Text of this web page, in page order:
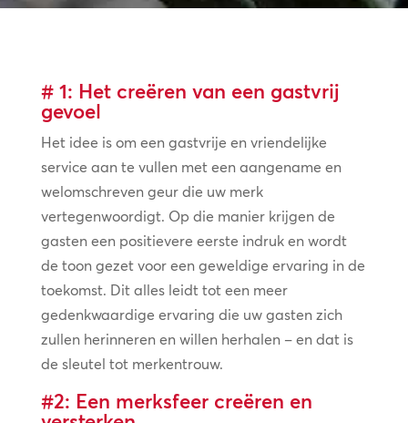
# 1: Het creëren van een gastvrij
gevoel
Het idee is om een gastvrije en vriendelijke
service aan te vullen met een aangename en
welomschreven geur die uw merk
vertegenwoordigt. Op die manier krijgen de
gasten een positievere eerste indruk en wordt
de toon gezet voor een geweldige ervaring in de
toekomst. Dit alles leidt tot een meer
gedenkwaardige ervaring die uw gasten zich
zullen herinneren en willen herhalen – en dat is
de sleutel tot merkentrouw.
#2: Een merksfeer creëren en